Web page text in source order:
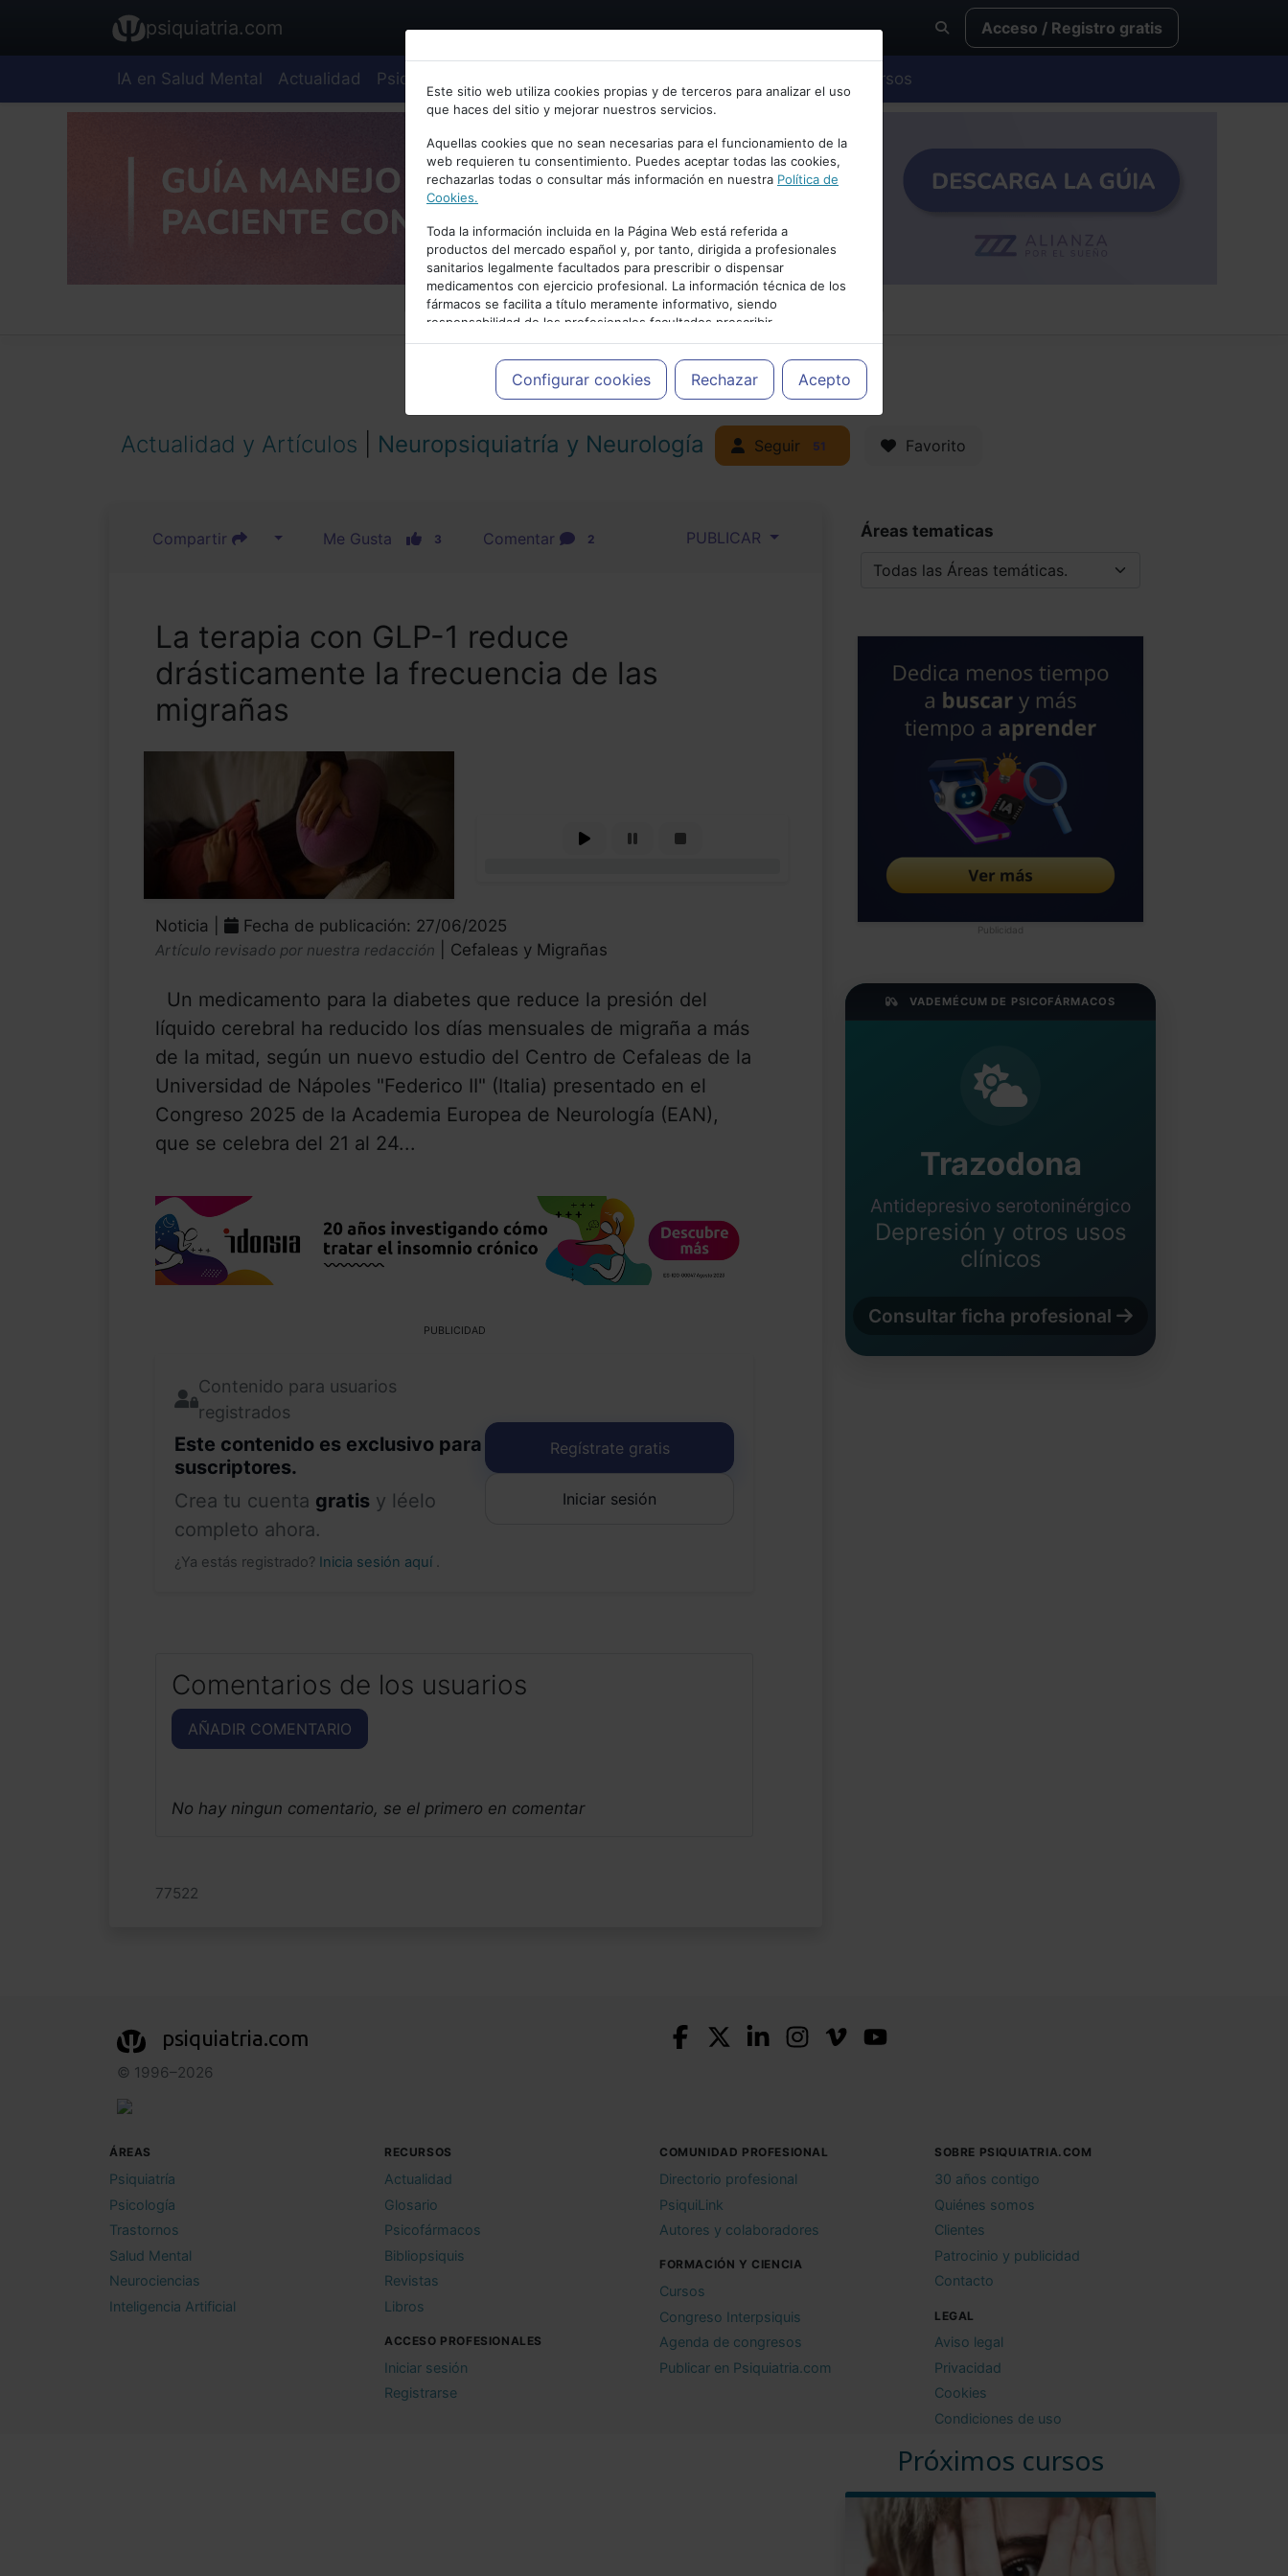
Bienvenid@ a psiquiatria.com
Escribe tu Email
Accede o regístrate con tu email.
Cancelar
psiquiatria.com Acceso / Registro gratis
IA en Salud Mental Actualidad Psiquiatría Cursos
Este sitio web utiliza cookies propias y de terceros para analizar el uso
que haces del sitio y mejorar nuestros servicios.
Aquellas cookies que no sean necesarias para el funcionamiento de la
web requieren tu consentimiento. Puedes aceptar todas las cookies,
rechazarlas todas o consultar más información en nuestra Política de
Cookies.
Toda la información incluida en la Página Web está referida a
productos del mercado español y, por tanto, dirigida a profesionales
sanitarios legalmente facultados para prescribir o dispensar
medicamentos con ejercicio profesional. La información técnica de los
fármacos se facilita a título meramente informativo, siendo
responsabilidad de los profesionales facultados prescribir
medicamentos y decidir, en cada caso concreto, el tratamiento más
adecuado a las necesidades del paciente.
Configurar cookies Rechazar Acepto
PUBLICIDAD
Actualidad y Artículos Neuropsiquiatría y Neurología Seguir 51 Favorito
Compartir Me Gusta 3 Comentar 2 PUBLICAR
La terapia con GLP-1 reduce
drásticamente la frecuencia de las
migrañas
Noticia | Fecha de publicación: 27/06/2025
Artículo revisado por nuestra redacción | Cefaleas y Migrañas
Un medicamento para la diabetes que reduce la presión del
líquido cerebral ha reducido los días mensuales de migraña a más
de la mitad, según un nuevo estudio del Centro de Cefaleas de la
Universidad de Nápoles "Federico II" (Italia) presentado en el
Congreso 2025 de la Academia Europea de Neurología (EAN),
que se celebra del 21 al 24...
PUBLICIDAD
Contenido para usuarios
registrados
Este contenido es exclusivo para
suscriptores.
Crea tu cuenta gratis y léelo
completo ahora.
¿Ya estás registrado? Inicia sesión aquí .
Regístrate gratis
Iniciar sesión
Comentarios de los usuarios
AÑADIR COMENTARIO
No hay ningun comentario, se el primero en comentar
77522
Áreas tematicas
Publicidad
VADEMÉCUM DE PSICOFÁRMACOS
Trazodona
Antidepresivo serotoninérgico
Depresión y otros usos
clínicos
Consultar ficha profesional
Próximos cursos
psiquiatria.com
© 1996–2026
ÁREAS
Psiquiatría
Psicología
Trastornos
Salud Mental
Neurociencias
Inteligencia Artificial
RECURSOS
Actualidad
Glosario
Psicofármacos
Bibliopsiquis
Revistas
Libros
ACCESO PROFESIONALES
Iniciar sesión
Registrarse
COMUNIDAD PROFESIONAL
Directorio profesional
PsiquiLink
Autores y colaboradores
FORMACIÓN Y CIENCIA
Cursos
Congreso Interpsiquis
Agenda de congresos
Publicar en Psiquiatria.com
SOBRE PSIQUIATRIA.COM
30 años contigo
Quiénes somos
Clientes
Patrocinio y publicidad
Contacto
LEGAL
Aviso legal
Privacidad
Cookies
Condiciones de uso